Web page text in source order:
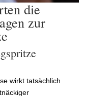
die
zur
wirkt tatsächlich